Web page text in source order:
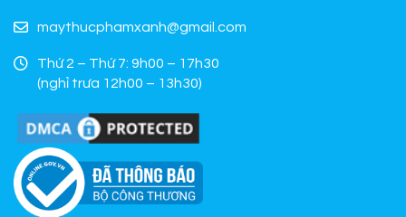
maythucphamxanh@gmail.com
Thứ 2 – Thứ 7: 9h00 – 17h30
(nghỉ trưa 12h00 – 13h30)